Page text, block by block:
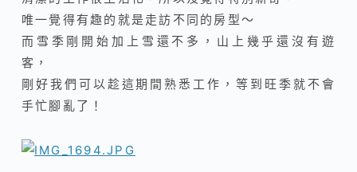
唯一覺得有趣的就是走訪不同的房型～
而雪季剛開始加上雪還不多，山上幾乎還沒有遊
客，
剛好我們可以趁這期間熟悉工作，等到旺季就不會
手忙腳亂了！